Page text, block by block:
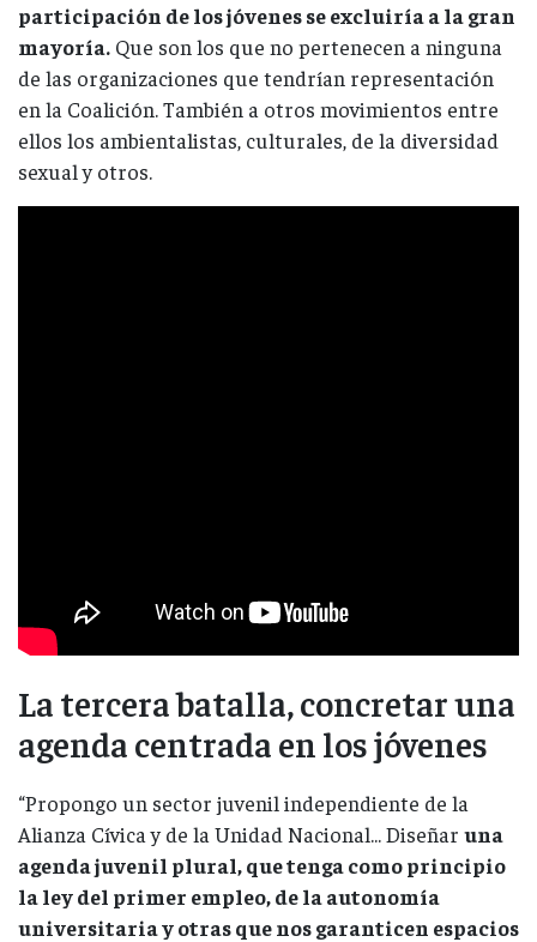
participación de los jóvenes se excluiría a la gran
mayoría. Que son los que no pertenecen a ninguna
de las organizaciones que tendrían representación
en la Coalición. También a otros movimientos entre
ellos los ambientalistas, culturales, de la diversidad
sexual y otros.
La tercera batalla, concretar una
agenda centrada en los jóvenes
“Propongo un sector juvenil independiente de la
Alianza Cívica y de la Unidad Nacional... Diseñar una
agenda juvenil plural, que tenga como principio
la ley del primer empleo, de la autonomía
universitaria y otras que nos garanticen espacios